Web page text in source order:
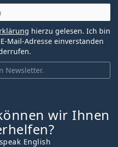
Newsletter.
hierzu gelesen. Ich bin
Mail-Adresse einverstanden
wir Ihnen
English